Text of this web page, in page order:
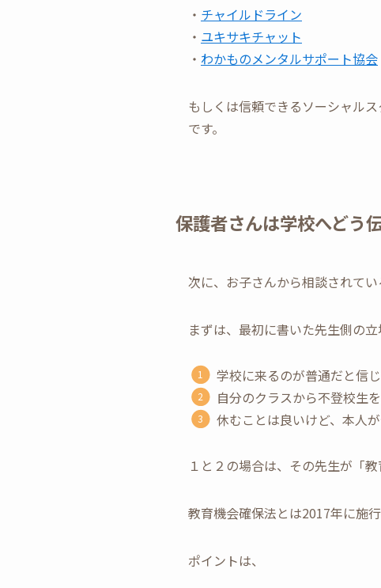
・ チャイルドライン
・ ユキサキチャット
・ わかものメンタルサポート協会
もしくは信頼できるソーシャル
です。
保護者さんは学校へどう
次に、お子さんから相談されて
まずは、最初に書いた先生側の立
学校に来るのが普通だと信
自分のクラスから不登校生
休むことは良いけど、本人
１と２の場合は、その先生が「
教育機会確保法とは2017年に施
ポイントは、